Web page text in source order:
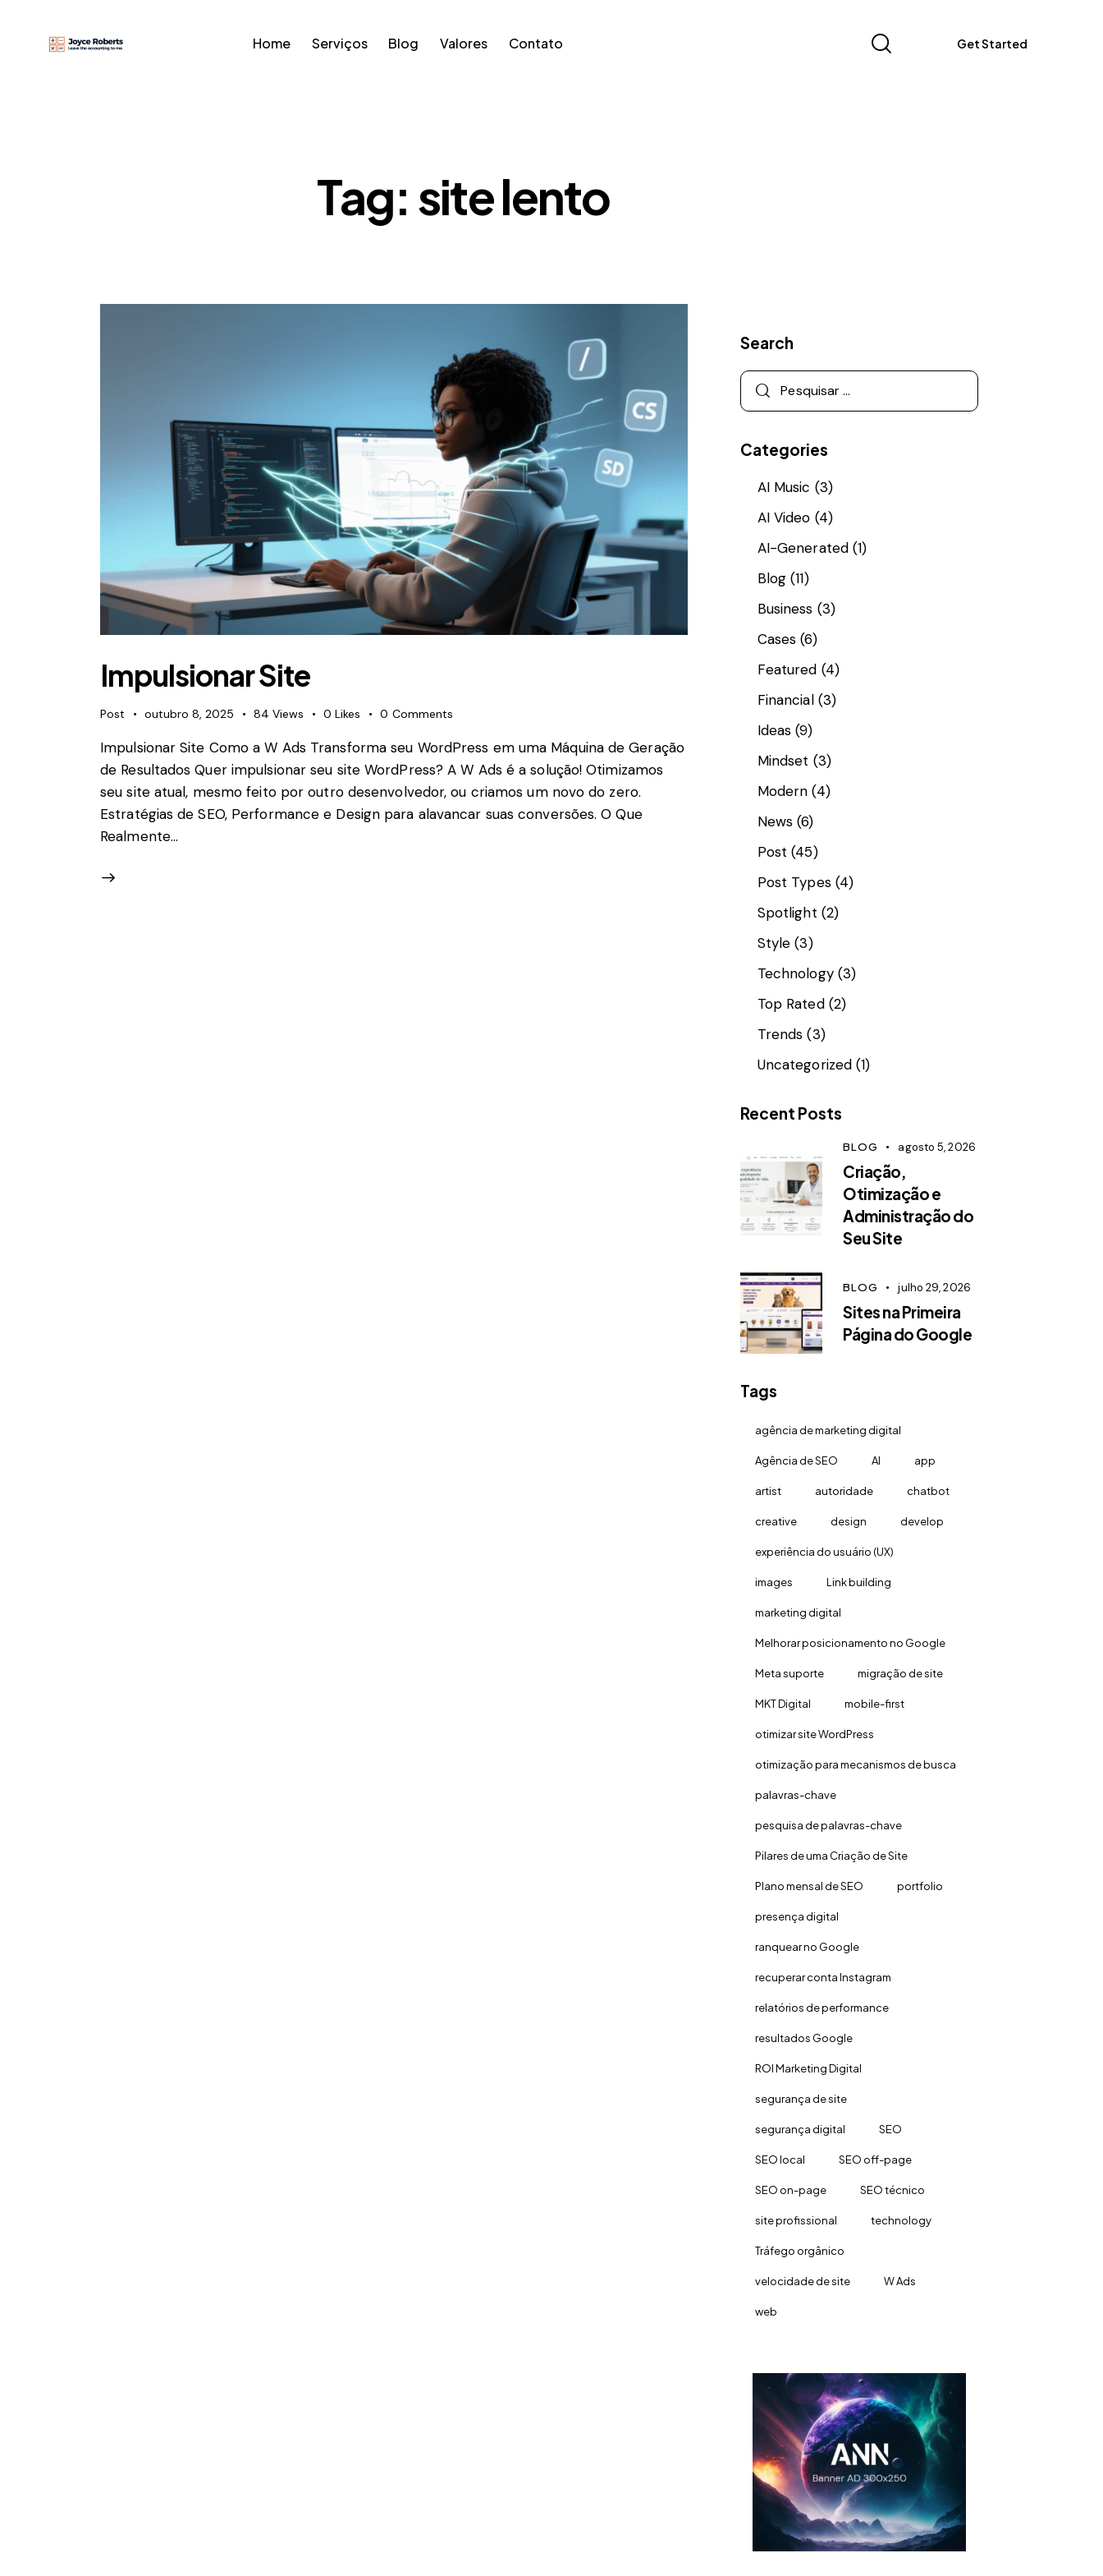
Home Serviços Blog Valores Contato Get Started
Tag: site lento
Impulsionar Site
Post outubro 8, 2025 84 Views 0 Likes 0 Comments
Impulsionar Site Como a W Ads Transforma seu WordPress em uma Máquina de Geração
de Resultados Quer impulsionar seu site WordPress? A W Ads é a solução! Otimizamos
seu site atual, mesmo feito por outro desenvolvedor, ou criamos um novo do zero.
Estratégias de SEO, Performance e Design para alavancar suas conversões. O Que
Realmente…
Search
Categories
AI Music (3)
AI Video (4)
AI-Generated(1)
Blog (11)
Business (3)
Cases (6)
Featured (4)
Financial(3)
Ideas (9)
Mindset (3)
Modern (4)
News (6)
Post (45)
Post Types(4)
Spotlight (2)
Style (3)
Technology(3)
Top Rated(2)
Trends (3)
Uncategorized (1)
Recent Posts
BLOG agosto 5, 2026
Criação,
Otimização e
Administração do
Seu Site
BLOG julho 29, 2026
Sites na Primeira
Página do Google
Tags
agência de marketing digital
Agência de SEO AI app
artist autoridade chatbot
creative design develop
experiência do usuário (UX)
images Link building
marketing digital
Melhorar posicionamento no Google
Meta suporte migração de site
MKT Digital mobile-first
otimizar site WordPress
otimização para mecanismos de busca
palavras-chave
pesquisa de palavras-chave
Pilares de uma Criação de Site
Plano mensal de SEO portfolio
presença digital
ranquear no Google
recuperar conta Instagram
relatórios de performance
resultados Google
ROI Marketing Digital
segurança de site
segurança digital SEO
SEO local SEO off-page
SEO on-page SEO técnico
site profissional technology
Tráfego orgânico
velocidade de site W Ads
web